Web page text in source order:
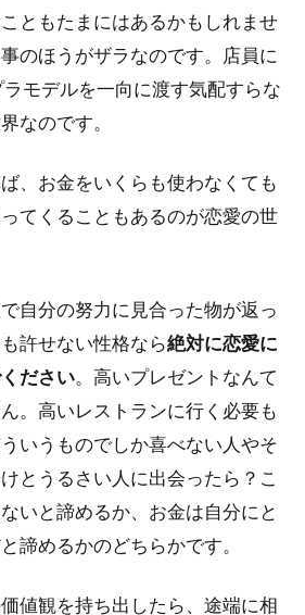
ともたまにはあるかもしれませ
のほうがザラなのです。店員に
モデルを一向に渡す気配すらな
なのです。
、お金をいくらも使わなくても
てくることもあるのが恋愛の世
自分の努力に見合った物が返っ
許せない性格なら絶対に恋愛に
ださい。高いプレゼントなんて
。高いレストランに行く必要も
いうものでしか喜べない人やそ
とうるさい人に出会ったら？こ
いと諦めるか、お金は自分にと
諦めるかのどちらかです。
値観を持ち出したら、途端に相